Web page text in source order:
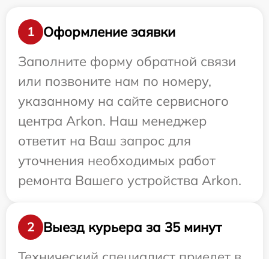
1
Оформление заявки
Заполните форму обратной связи
или позвоните нам по номеру,
указанному на сайте сервисного
центра Arkon. Наш менеджер
ответит на Ваш запрос для
уточнения необходимых работ
ремонта Вашего устройства Arkon.
2
Выезд курьера за 35 минут